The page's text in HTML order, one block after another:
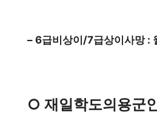
– 6급비상이/7급상이사망 :
○ 재일학도의용군